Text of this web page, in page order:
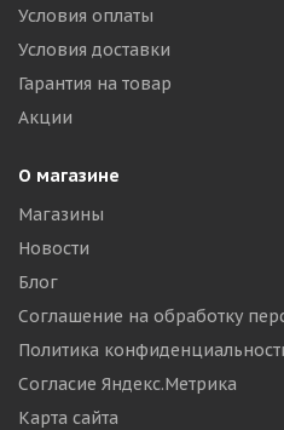
Условия оплаты
Условия доставки
Гарантия на товар
Акции
О магазине
Магазины
Новости
Блог
Соглашение на обработку
Политика
Согласие Яндекс.Метрика
Карта сайта